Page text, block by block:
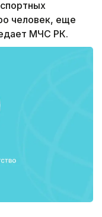
человек, еще
МЧС РК.